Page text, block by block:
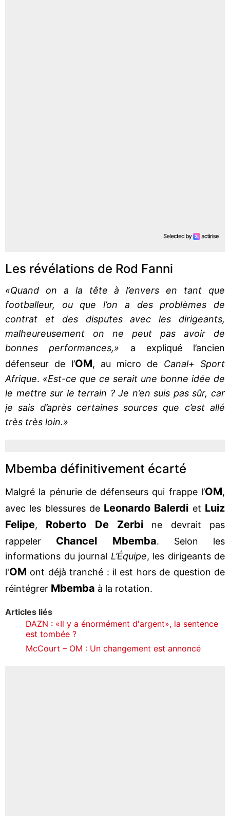
Les révélations de Rod Fanni
«Quand on a la tête à l’envers en tant que
footballeur, ou que l’on a des problèmes de
contrat et des disputes avec les dirigeants,
malheureusement on ne peut pas avoir de
bonnes performances,» a expliqué l’ancien
défenseur de l’OM, au micro de Canal+ Sport
Afrique. «Est-ce que ce serait une bonne idée de
le mettre sur le terrain ? Je n’en suis pas sûr, car
je sais d’après certaines sources que c’est allé
très très loin.»
Mbemba définitivement écarté
Malgré la pénurie de défenseurs qui frappe l’OM,
avec les blessures de Leonardo Balerdi et Luiz
Felipe, Roberto De Zerbi ne devrait pas
rappeler Chancel Mbemba. Selon les
informations du journal L’Équipe, les dirigeants de
l'OM ont déjà tranché : il est hors de question de
réintégrer Mbemba à la rotation.
Articles liés
DAZN : «Il y a énormément d'argent», la sentence
est tombée ?
McCourt – OM : Un changement est annoncé